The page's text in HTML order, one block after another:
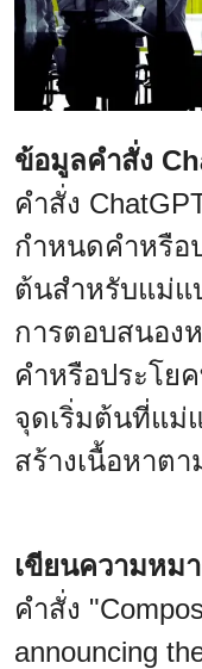
ข้อมูลคำสั่ง
คำสั่ง
กำหนดคำหรือ
ต้นสำหรับแม่แ
การตอบสนอง
คำหรือประโย
จุดเริ่มต้นที่แม่
สร้างเนื้อหาต
เขียนความหม
คำสั่ง
announcing